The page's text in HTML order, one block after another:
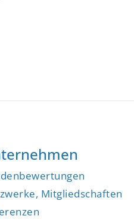
Mitgliedschaften